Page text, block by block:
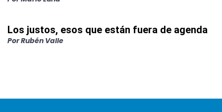
Los justos, esos que están fuera de agenda
PorRubén Valle